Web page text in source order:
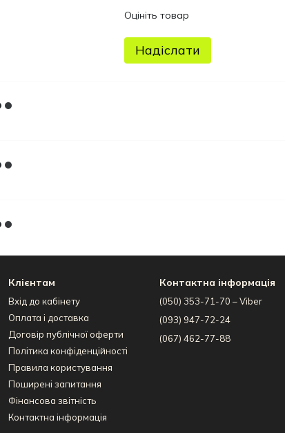
Оцініть товар
Надіслати
Клієнтам
Вхід до кабінету
Оплата і доставка
Договір публічної оферти
Політика конфіденційності
Правила користування
Поширені запитання
Фінансова звітність
Контактна інформація
Контактна інформація
(050) 353-71-70 – Viber
(093) 947-72-24
(067) 462-77-88